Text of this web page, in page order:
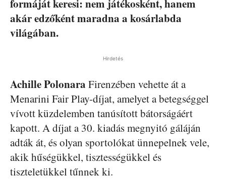
formáját keresi: nem játékosként, hanem
akár edzőként maradna a kosárlabda
világában.
Hirdetés
Achille Polonara Firenzében vehette át a
Menarini Fair Play-díjat, amelyet a betegséggel
vívott küzdelemben tanúsított bátorságáért
kapott. A díjat a 30. kiadás megnyitó gáláján
adták át, és olyan sportolókat ünnepelnek vele,
akik hűségükkel, tisztességükkel és
tiszteletükkel tűnnek ki.